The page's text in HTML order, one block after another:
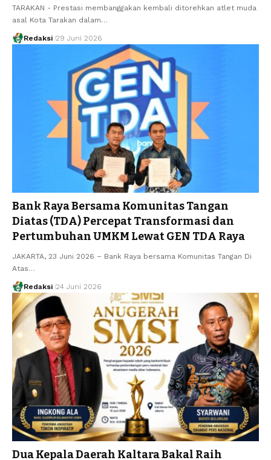
TARAKAN - Prestasi membanggakan kembali ditorehkan atlet muda
asal Kota Tarakan dalam…
Redaksi 29 Juni 2026
Bank Raya Bersama Komunitas Tangan
Diatas (TDA) Percepat Transformasi dan
Pertumbuhan UMKM Lewat GEN TDA Raya
JAKARTA, 23 Juni 2026 – Bank Raya bersama Komunitas Tangan Di
Atas…
Redaksi 24 Juni 2026
Dua Kepala Daerah Kaltara Bakal Raih